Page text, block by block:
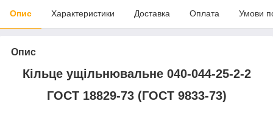
Опис Характеристики Доставка Оплата Умови
Опис
Кільце ущільнювальне 040-044-25-2-2
ГОСТ 18829-73 (ГОСТ 9833-73)